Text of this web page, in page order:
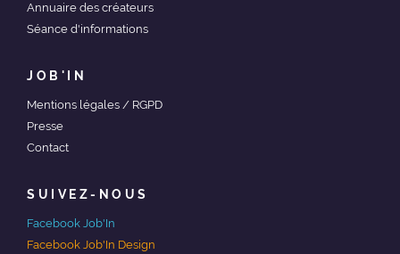
Annuaire des créateurs
Séance d'informations
JOB'IN
Mentions légales / RGPD
Presse
Contact
SUIVEZ-NOUS
Facebook Job'In
Facebook Job'In Design